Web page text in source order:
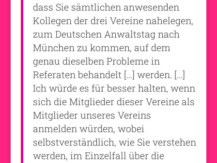
dass Sie sämtlichen anwesenden
Kollegen der drei Vereine nahelegen,
zum Deutschen Anwaltstag nach
München zu kommen, auf dem
genau dieselben Probleme in
Referaten behandelt […] werden. […]
Ich würde es für besser halten, wenn
sich die Mitglieder dieser Vereine als
Mitglieder unseres Vereins
anmelden würden, wobei
selbstverständlich, wie Sie verstehen
werden, im Einzelfall über die